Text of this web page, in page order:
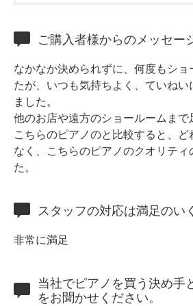
中古ピアノ
修理
ピアノレンタル
ご購入者様からのメッセー
なかなか決められずに、何度もショ
たが、いつも気持ちよく、ていねい
ました。
他のお店や遠方のショールームまで
こちらのピアノのと比較すると、
なく、こちらのピアノのクオリティ
た。
スタッフの対応は満足のい
非常に満足
当社でピアノを買う決め手
をお聞かせください。